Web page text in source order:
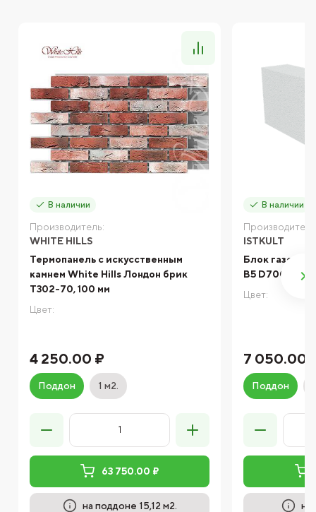
В наличии
Производитель:
WHITE HILLS
Термопанель с искусственным
камнем White Hills Лондон брик
T302-70, 100 мм
Цвет:
4 250.00 ₽
Поддон 1 м2.
63 750.00 ₽
на поддоне 15,12 м2.
В наличии
ISTKULT
Блок
B5 D700
Цвет:
7 050.00
Поддон
на